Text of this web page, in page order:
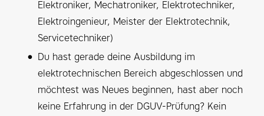
Elektroniker, Mechatroniker, Elektrotechniker,
Elektroingenieur, Meister der Elektrotechnik,
Servicetechniker)
Du hast gerade deine Ausbildung im
elektrotechnischen Bereich abgeschlossen und
möchtest was Neues beginnen, hast aber noch
keine Erfahrung in der DGUV-Prüfung? Kein